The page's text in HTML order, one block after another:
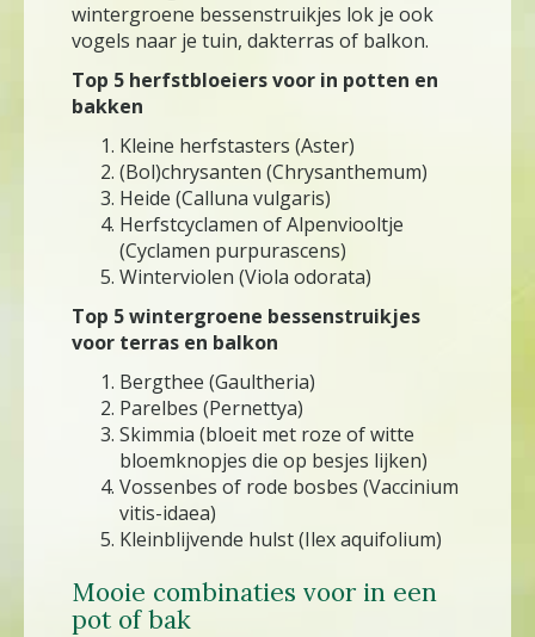
wintergroene bessenstruikjes lok je ook
vogels naar je tuin, dakterras of balkon.
Top 5 herfstbloeiers voor in potten en
bakken
Kleine herfstasters (Aster)
(Bol)chrysanten (Chrysanthemum)
Heide (Calluna vulgaris)
Herfstcyclamen of Alpenviooltje
(Cyclamen purpurascens)
Winterviolen (Viola odorata)
Top 5 wintergroene bessenstruikjes
voor terras en balkon
Bergthee (Gaultheria)
Parelbes (Pernettya)
Skimmia (bloeit met roze of witte
bloemknopjes die op besjes lijken)
Vossenbes of rode bosbes (Vaccinium
vitis-idaea)
Kleinblijvende hulst (Ilex aquifolium)
Mooie combinaties voor in een
pot of bak